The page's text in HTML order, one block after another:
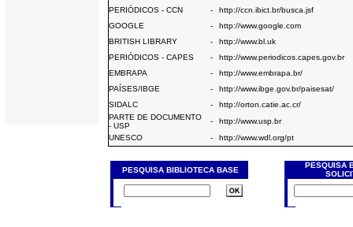
PERIÓDICOS - CCN
-
http://ccn.ibict.br/busca.jsf
GOOGLE
-
http://www.google.com
BRITISH LIBRARY
-
http://www.bl.uk
PERIÓDICOS - CAPES
-
http://www.periodicos.capes.gov.br
EMBRAPA
-
http://www.embrapa.br/
PAÍSES/IBGE
-
http://www.ibge.gov.br/paisesat/
SIDALC
-
http://orton.catie.ac.cr/
PARTE DE DOCUMENTO
- USP
-
http://www.usp.br
UNESCO
- http://www.wdl.org/pt
PESQUISA BIBLIOTECA BASE
PESQUISA